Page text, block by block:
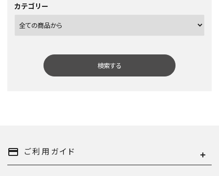
カテゴリー
検索する
キーワード
payment ご利用ガイド